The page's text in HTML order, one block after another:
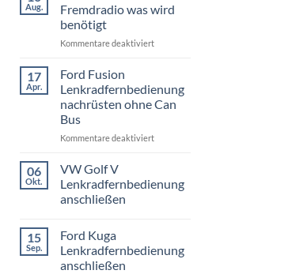
BMW
3er
Touring
Radio
DIN
oder
Doppel
DIN
Aug.
Fremdradio was wird
benötigt
Kommentare deaktiviertfür
Fremdradio
was
benötigt
17
Apr.
Ford Fusion
Lenkradfernbedienung
nachrüsten ohne Can
Bus
Kommentare deaktiviertfür
nachrüsten
06
Okt.
VW Golf V
Lenkradfernbedienung
anschließen
zu
VW
Golf
V
15
Sep.
Ford Kuga
Lenkradfernbedienung
anschließen